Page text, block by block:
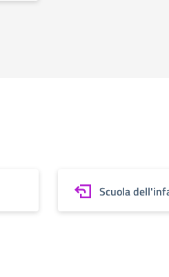
Scuola